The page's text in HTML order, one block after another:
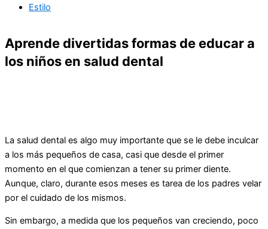
Estilo
Aprende divertidas formas de educar a
los niños en salud dental
La salud dental es algo muy importante que se le debe inculcar
a los más pequeños de casa, casi que desde el primer
momento en el que comienzan a tener su primer diente.
Aunque, claro, durante esos meses es tarea de los padres velar
por el cuidado de los mismos.
Sin embargo, a medida que los pequeños van creciendo, poco